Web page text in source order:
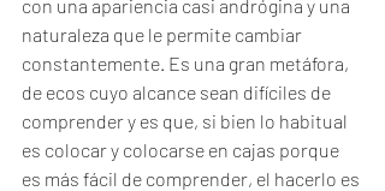
con una apariencia casi andrógina y una
naturaleza que le permite cambiar
constantemente. Es una gran metáfora,
de ecos cuyo alcance sean difíciles de
comprender y es que, si bien lo habitual
es colocar y colocarse en cajas porque
es más fácil de comprender, el hacerlo es